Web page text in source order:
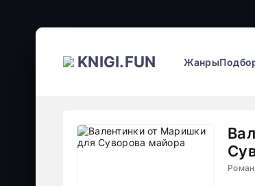
KNIGI.FUN Жанры